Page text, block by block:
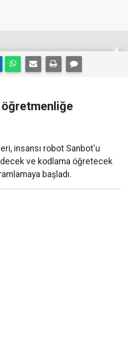
insansı robot Sanbot'u
ve kodlama öğretecek
başladı.